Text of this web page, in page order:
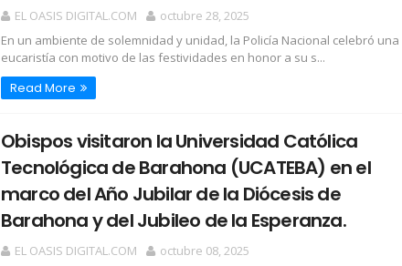
EL OASIS DIGITAL.COM
octubre 28, 2025
En un ambiente de solemnidad y unidad, la Policía Nacional celebró una
eucaristía con motivo de las festividades en honor a su s...
Read More
Obispos visitaron la Universidad Católica
Tecnológica de Barahona (UCATEBA) en el
marco del Año Jubilar de la Diócesis de
Barahona y del Jubileo de la Esperanza.
EL OASIS DIGITAL.COM
octubre 08, 2025